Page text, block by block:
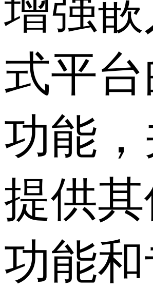
增强嵌
式平台
功能
提供
功能